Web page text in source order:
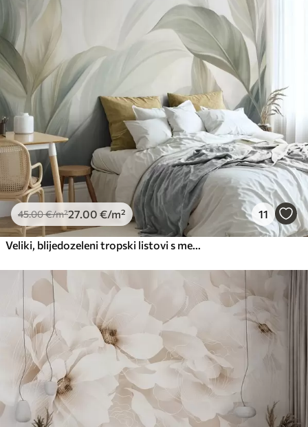
Premium
56 .67 €/m²
Premium vinil
66 40 .00 /m²
Peel and Stick
81.6749.00€/m²
45.00€/m²27 .00 €/m² 11